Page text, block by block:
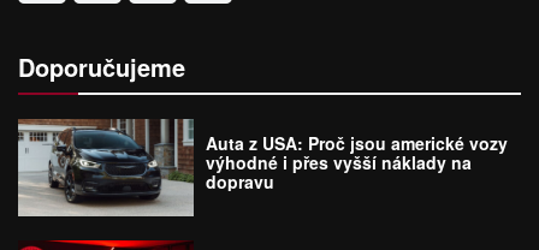
Doporučujeme
Auta z USA: Proč jsou americké vozy
výhodné i přes vyšší náklady na
dopravu